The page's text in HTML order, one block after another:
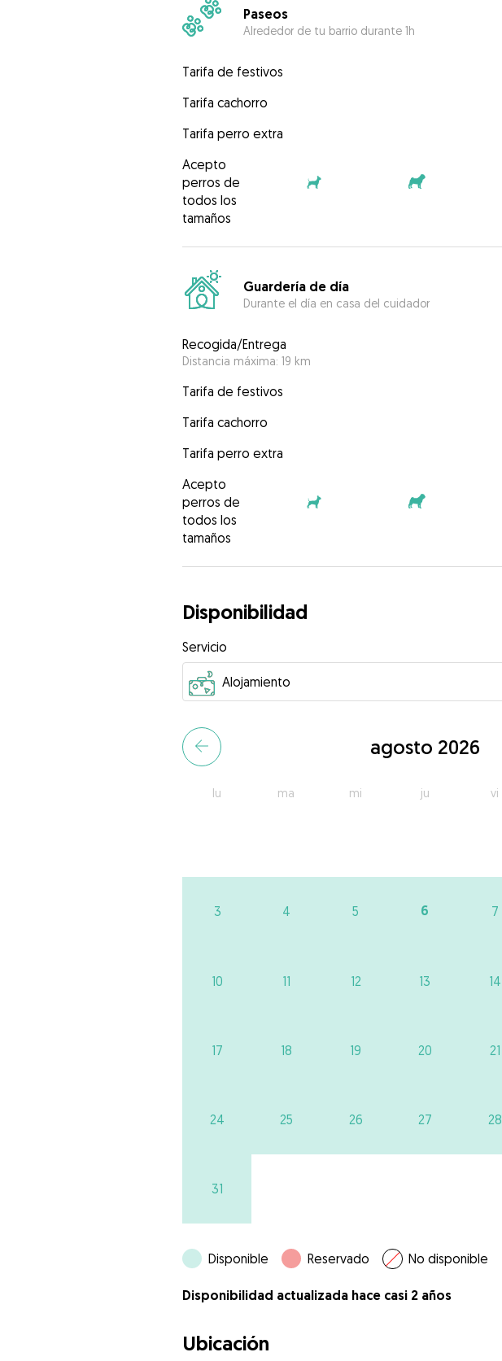
Paseos
Alrededor de tu barrio durante 1h
Tarifa de festivos
Tarifa cachorro
Tarifa perro extra
Acepto
perros de
todos los
tamaños
Guardería de día
Durante el día en casa del cuidador
Recogida/Entrega
Distancia máxima: 19 km
Tarifa de festivos
Tarifa cachorro
Tarifa perro extra
Acepto
perros de
todos los
tamaños
Disponibilidad
Servicio
agosto 2026
lu ma mi ju vi
3 4 5 6 7
10 11 12 13 14
17 18 19 20 21
24 25 26 27 28
31
Disponible Reservado No disponible
Disponibilidad actualizada hace casi 2 años
Ubicación